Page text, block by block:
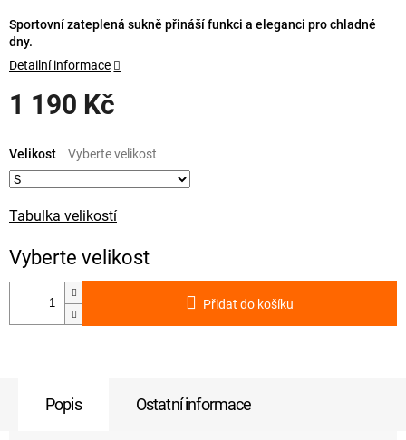
1 190 Kč
cena:
Tabulka velikostí
Velikost
Přidat do košíku
Sportovní zateplená sukně přináší funkci a eleganci pro chladné
dny.
Detailní informace
Popis Ostatní informace